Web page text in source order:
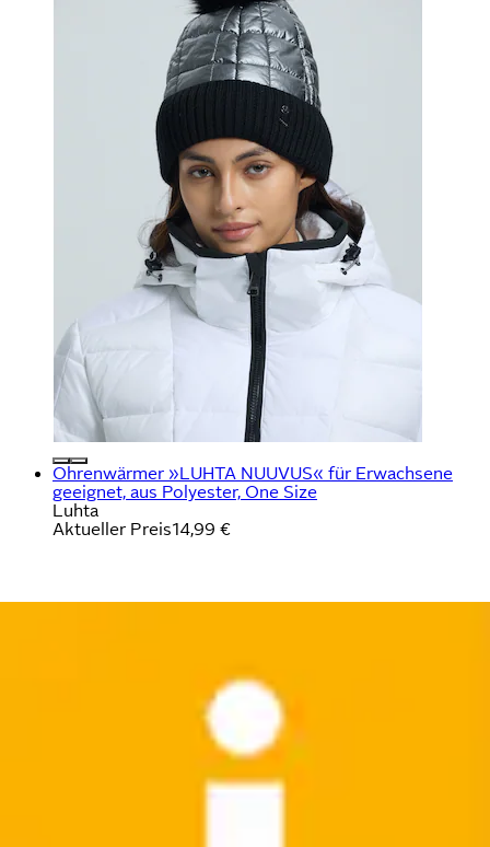
Ohrenwärmer »LUHTA NUUVUS« für Erwachsene
geeignet, aus Polyester, One Size
Luhta
Aktueller Preis14,99 €